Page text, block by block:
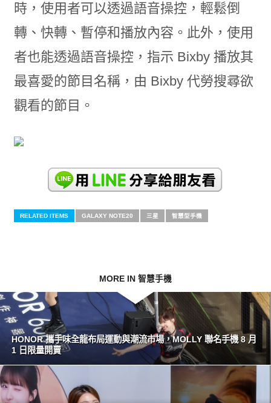
時，使用者可以透過語音操控，輕鬆倒
轉、快轉、暫停和播放內容。此外，使用
者也能透過語音操控，指示 Bixby 播放其
最喜愛的節目名稱，由 Bixby 代勞搜尋欲
觀看的節目。
RELATED ITEMS GALAXY NOTE20 三星 智慧型手機
MORE IN 智慧手機
HONOR 攜手味全龍布局運動與潮流市場，MOLLY 聯名手機 8 月
1 日限量開賣